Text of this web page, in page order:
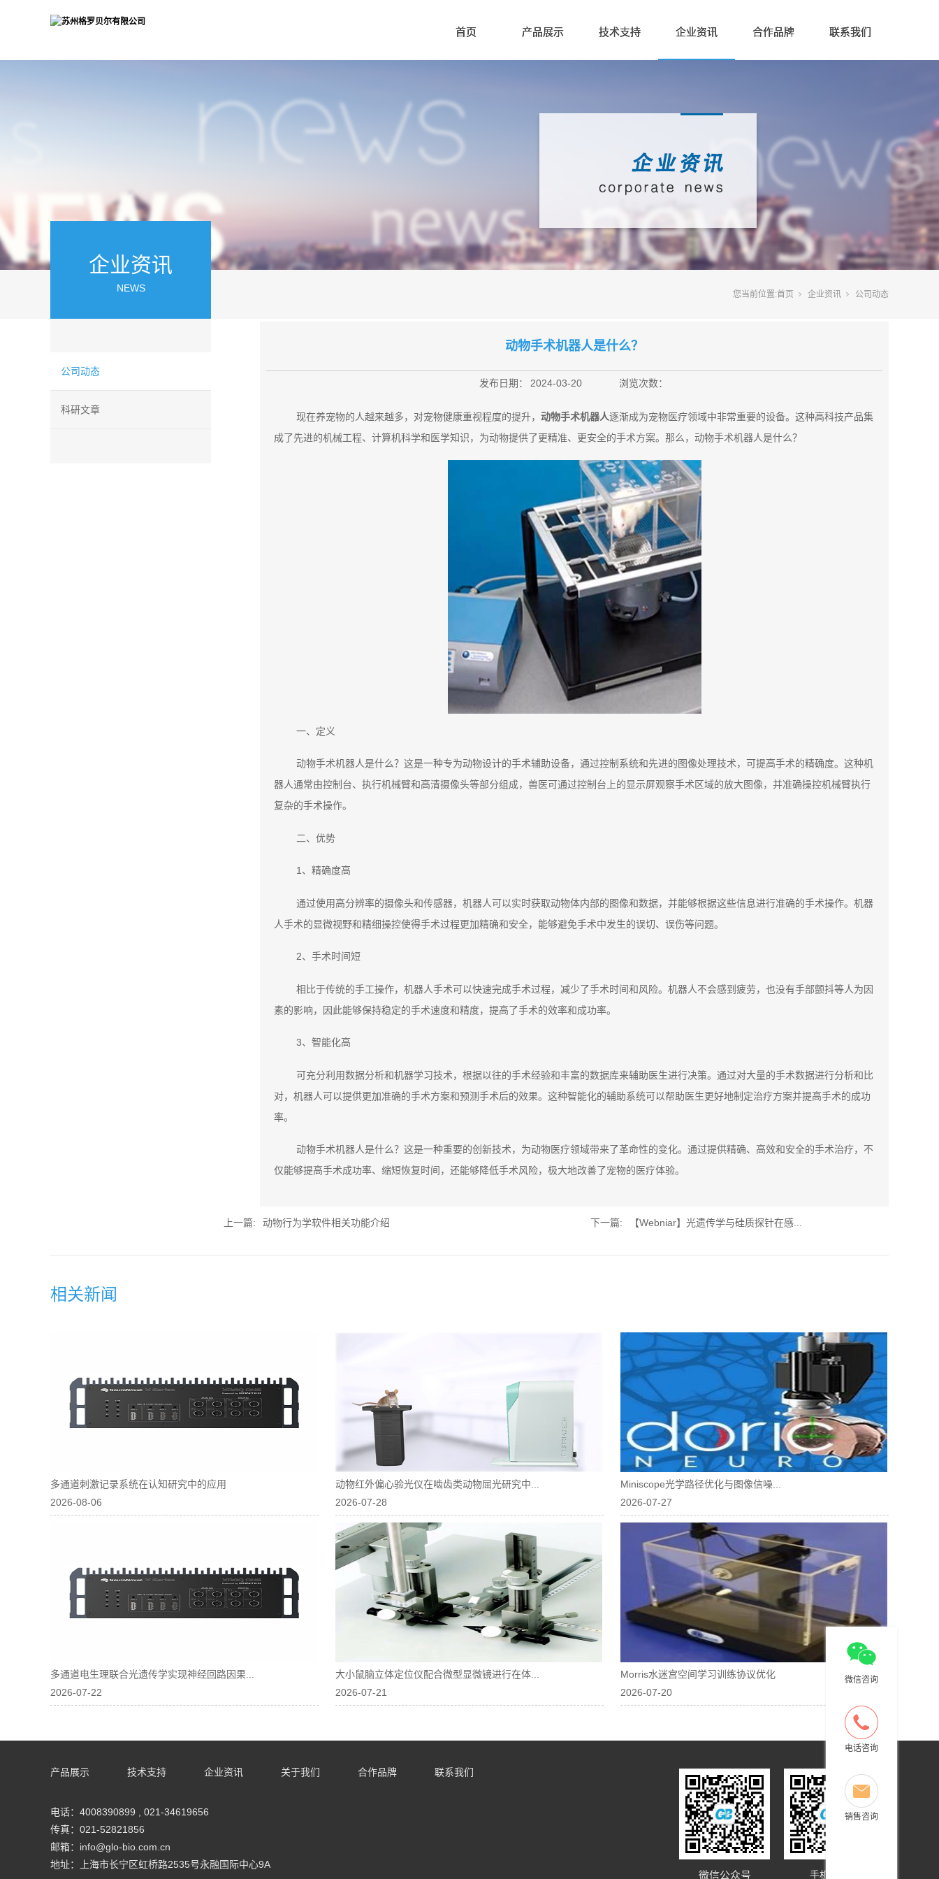
首页 产品展示 技术支持 企业资讯 合作品牌 联系我们
企业资讯
NEWS
公司动态
科研文章
您当前位置:首页 企业资讯 公司动态
动物手术机器人是什么？
发布日期： 2024-03-20 浏览次数：
现在养宠物的人越来越多，对宠物健康重视程度的提升， 动物手术机器人逐渐成为宠物医疗领域中非常重要的设备。这种高科技产品集
成了先进的机械工程、计算机科学和医学知识，为动物提供了更精准、更安全的手术方案。那么，动物手术机器人是什么？
一、定义
动物手术机器人是什么？这是一种专为动物设计的手术辅助设备，通过控制系统和先进的图像处理技术，可提高手术的精确度。这种机
器人通常由控制台、执行机械臂和高清摄像头等部分组成，兽医可通过控制台上的显示屏观察手术区域的放大图像，并准确操控机械臂执行
复杂的手术操作。
二、优势
1、精确度高
通过使用高分辨率的摄像头和传感器，机器人可以实时获取动物体内部的图像和数据，并能够根据这些信息进行准确的手术操作。机器
人手术的显微视野和精细操控使得手术过程更加精确和安全，能够避免手术中发生的误切、误伤等问题。
2、手术时间短
相比于传统的手工操作，机器人手术可以快速完成手术过程，减少了手术时间和风险。机器人不会感到疲劳，也没有手部颤抖等人为因
素的影响，因此能够保持稳定的手术速度和精度，提高了手术的效率和成功率。
3、智能化高
可充分利用数据分析和机器学习技术，根据以往的手术经验和丰富的数据库来辅助医生进行决策。通过对大量的手术数据进行分析和比
对，机器人可以提供更加准确的手术方案和预测手术后的效果。这种智能化的辅助系统可以帮助医生更好地制定治疗方案并提高手术的成功
率。
动物手术机器人是什么？这是一种重要的创新技术，为动物医疗领域带来了革命性的变化。通过提供精确、高效和安全的手术治疗，不
仅能够提高手术成功率、缩短恢复时间，还能够降低手术风险，极大地改善了宠物的医疗体验。
上一篇: 动物行为学软件相关功能介绍 下一篇: 【Webniar】光遗传学与硅质探针在感...
相关新闻
多通道刺激记录系统在认知研究中的应用
2026-08-06
动物红外偏心验光仪在啮齿类动物屈光研究中...
2026-07-28
Miniscope光学路径优化与图像信噪...
2026-07-27
多通道电生理联合光遗传学实现神经回路因果...
2026-07-22
大小鼠脑立体定位仪配合微型显微镜进行在体...
2026-07-21
Morris水迷宫空间学习训练协议优化
2026-07-20
产品展示 技术支持 企业资讯 关于我们 合作品牌 联系我们
电话：4008390899 , 021-34619656
传真：021-52821856
邮箱：info@glo-bio.com.cn
地址：上海市长宁区虹桥路2535号永融国际中心9A
微信公众号 手机网站
微信咨询
电话咨询
销售咨询